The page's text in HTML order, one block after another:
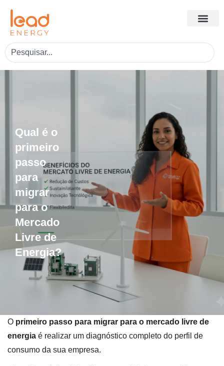
Qual é o
primeiro
passo
para
migrar
para o
Mercado
Livre de
Energia?
O primeiro passo para migrar para o mercado livre de
energia é realizar um diagnóstico completo do perfil de
consumo da sua empresa.